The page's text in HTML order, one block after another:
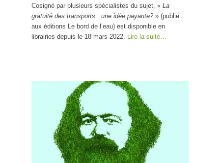
Cosigné par plusieurs spécialistes du sujet, « La
gratuité des transports : une idée payante?» (publié
aux éditions Le bord de l’eau) est disponible en
librairies depuis le 18 mars 2022. Lire la suite…